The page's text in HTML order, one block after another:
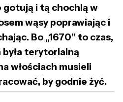
gotują i tą chochlą w
wąsy poprawiając i
Bo „1670” to czas,
terytorialną
włościach musieli
by godnie żyć.